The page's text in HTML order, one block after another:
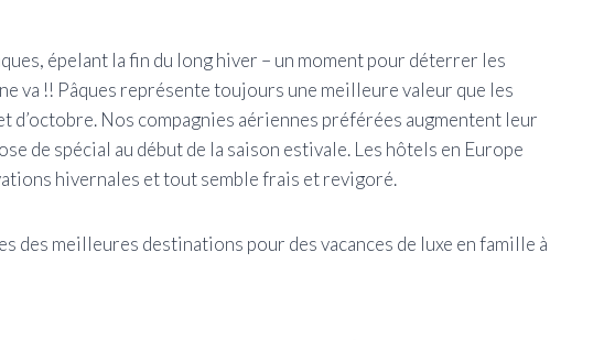
épelant la fin du long hiver – un moment pour déterrer les
va !! Pâques représente toujours une meilleure valeur que les
d’octobre. Nos compagnies aériennes préférées augmentent leur
de spécial au début de la saison estivale. Les hôtels en Europe
hivernales et tout semble frais et revigoré.
des meilleures destinations pour des vacances de luxe en famille à